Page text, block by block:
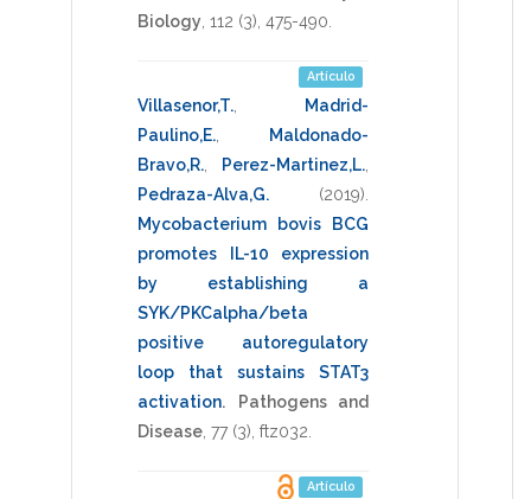
Biology 112 (3), 475-490
Artículo
Villasenor,T.
Madrid-
Paulino,E.
Maldonado-
Bravo,R.
Perez-Martinez,L.
Pedraza-Alva,G.
(2019)
Mycobacterium bovis BCG
promotes IL-10 expression
by establishing a
SYK/PKCalpha/beta
positive autoregulatory
loop that sustains STAT3
activation.
Pathogens and
Disease 77 (3), ftz032
Artículo